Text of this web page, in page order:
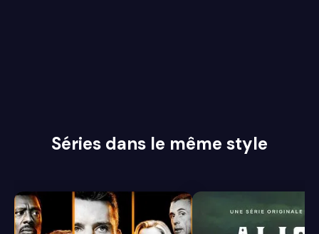
Séries dans le même style